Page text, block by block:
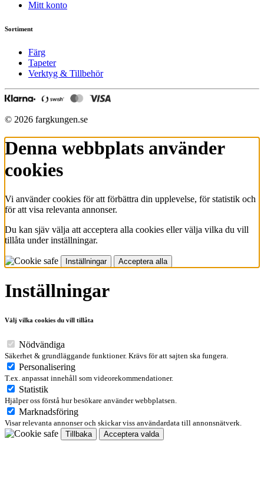
Mitt konto
Sortiment
Färg
Tapeter
Verktyg & Tillbehör
© 2026 fargkungen.se
Denna webbplats använder
cookies
Vi använder cookies för att förbättra din upplevelse, för statistik och
för att visa relevanta annonser.
Du kan sjäv välja att acceptera alla cookies eller välja vilka du vill
tillåta under inställningar.
Inställningar Acceptera alla
Inställningar
Välj vilka cookies du vill tillåta
Nödvändiga
Säkerhet & grundläggande funktioner. Krävs för att sajten ska fungera.
Personalisering
T.ex. anpassat innehåll som videorekommendationer.
Statistik
Hjälper oss förstå hur besökare använder webbplatsen.
Marknadsföring
Visar relevanta annonser och skickar viss användardata till annonsnätverk.
Tillbaka
Acceptera valda